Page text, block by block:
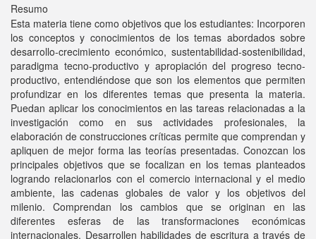
Resumo
Esta materia tiene como objetivos que los estudiantes: Incorporen
los conceptos y conocimientos de los temas abordados sobre
desarrollo-crecimiento económico, sustentabilidad-sostenibilidad,
paradigma tecno-productivo y apropiación del progreso tecno-
productivo, entendiéndose que son los elementos que permiten
profundizar en los diferentes temas que presenta la materia.
Puedan aplicar los conocimientos en las tareas relacionadas a la
investigación como en sus actividades profesionales, la
elaboración de construcciones críticas permite que comprendan y
apliquen de mejor forma las teorías presentadas. Conozcan los
principales objetivos que se focalizan en los temas planteados
logrando relacionarlos con el comercio internacional y el medio
ambiente, las cadenas globales de valor y los objetivos del
milenio. Comprendan los cambios que se originan en las
diferentes esferas de las transformaciones económicas
internacionales. Desarrollen habilidades de escritura a través de